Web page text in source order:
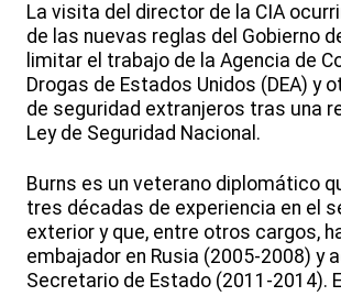
La visita del director de la CIA
de las nuevas reglas del Gobierno
limitar el trabajo de la Agencia de
Drogas de Estados Unidos (DEA) y
de seguridad extranjeros tras una
Ley de Seguridad Nacional.
Burns es un veterano diplomático
tres décadas de experiencia en el
exterior y que, entre otros cargos,
embajador en Rusia (2005-2008) y
Secretario de Estado (2011-2014).